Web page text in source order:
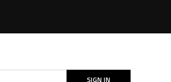
SIGN IN